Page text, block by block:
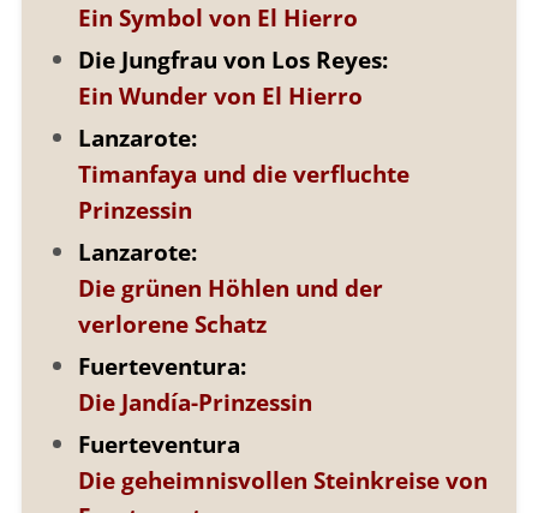
Ein Symbol von El Hierro
Die Jungfrau von Los Reyes:
Ein Wunder von El Hierro
Lanzarote:
Timanfaya und die verfluchte
Prinzessin
Lanzarote:
Die grünen Höhlen und der
verlorene Schatz
Fuerteventura:
Die Jandía-Prinzessin
Fuerteventura
Die geheimnisvollen Steinkreise von